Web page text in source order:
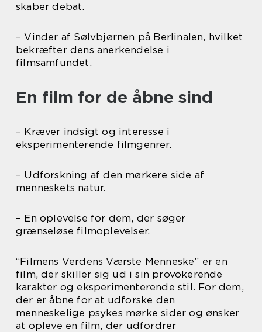
skaber debat.
– Vinder af Sølvbjørnen på Berlinalen, hvilket
bekræfter dens anerkendelse i
filmsamfundet.
En film for de åbne sind
– Kræver indsigt og interesse i
eksperimenterende filmgenrer.
– Udforskning af den mørkere side af
menneskets natur.
– En oplevelse for dem, der søger
grænseløse filmoplevelser.
“Filmens Verdens Værste Menneske” er en
film, der skiller sig ud i sin provokerende
karakter og eksperimenterende stil. For dem,
der er åbne for at udforske den
menneskelige psykes mørke sider og ønsker
at opleve en film, der udfordrer